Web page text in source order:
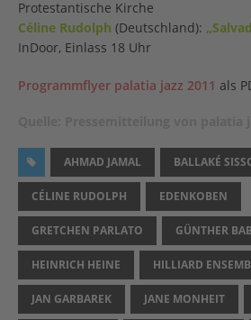
Protestantische Kirche
Céline Rudolph (Deutschland):
InDoor, Einlass 18 Uhr
Programmflyer palatia jazz 2011 als
AHMAD JAMAL BALLAKÉ
CÉLINE RUDOLPH EDENKOBEN
GRETCHEN PARLATO GÜNTHER
HEINRICH HEINE HILLIARD
JAN GARBAREK JANE MONHEIT